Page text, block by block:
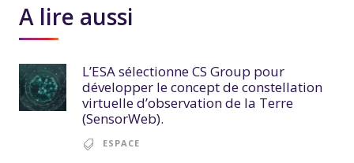
A lire aussi
L’ESA sélectionne CS Group pour
développer le concept de constellation
virtuelle d’observation de la Terre
(SensorWeb).
ESPACE